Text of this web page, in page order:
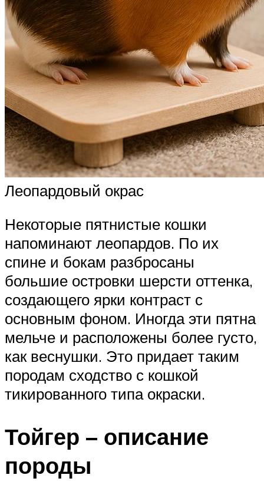
Леопардовый окрас
Некоторые пятнистые кошки
напоминают леопардов. По их
спине и бокам разбросаны
большие островки шерсти оттенка,
создающего ярки контраст с
основным фоном. Иногда эти пятна
мельче и расположены более густо,
как веснушки. Это придает таким
породам сходство с кошкой
тикированного типа окраски.
Тойгер – описание
породы